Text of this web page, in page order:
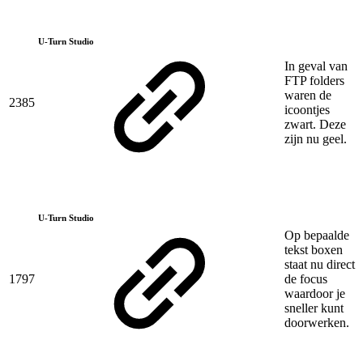
2385
U-Turn Studio
In geval van
FTP folders
waren de
icoontjes
zwart. Deze
zijn nu geel.
1797
U-Turn Studio
Op bepaalde
tekst boxen
staat nu direct
de focus
waardoor je
sneller kunt
doorwerken.